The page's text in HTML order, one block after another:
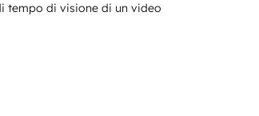
tempo di visione di un video